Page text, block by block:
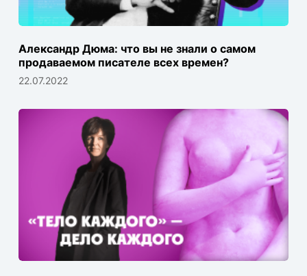
Александр Дюма: что вы не знали о самом
продаваемом писателе всех времен?
22.07.2022